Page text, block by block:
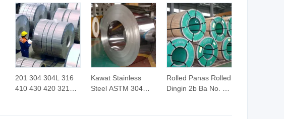
Pemasok
718 Koil Paduan
Nikel
201 304 304L 316
410 430 420 321
Kawat Stainless
Steel ASTM 304
Rolled Panas Rolled
Dingin 2b Ba No. 1